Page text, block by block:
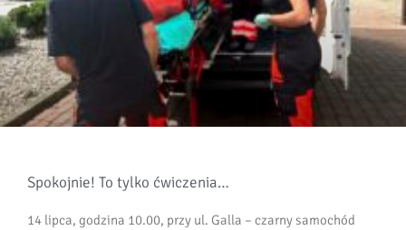
Spokojnie! To tylko ćwiczenia…
14 lipca, godzina 10.00, przy ul. Galla – czarny samochód